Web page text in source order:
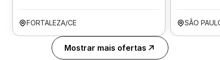
FORTALEZA/CE SÃO
Mostrar mais ofertas